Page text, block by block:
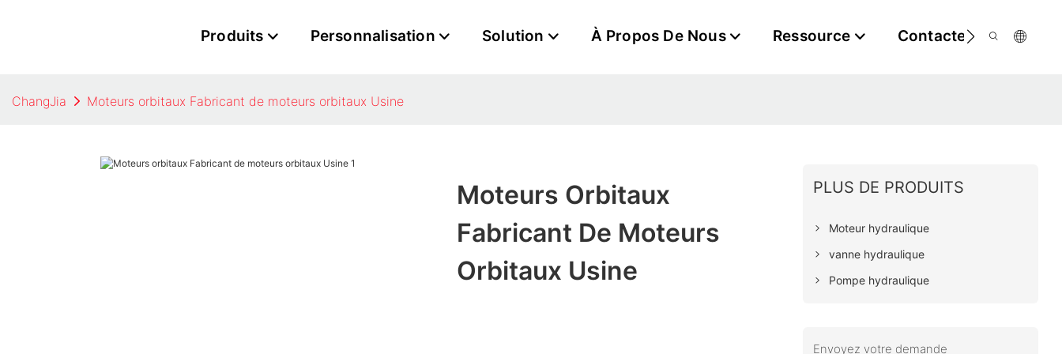
Produits Personnalisation Solution À Propos De Nous Ressource Contactez-Nous
ChangJia Moteurs orbitaux Fabricant de moteurs orbitaux Usine
Moteurs Orbitaux
Fabricant De Moteurs
Orbitaux Usine
PLUS DE PRODUITS
Moteur hydraulique
vanne hydraulique
Pompe hydraulique
Envoyez votre demande